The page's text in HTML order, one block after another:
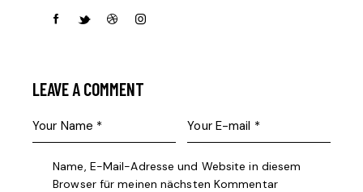
facebook-
twitter-dribble-instagram
LEAVE A COMMENT
Name, E-Mail-Adresse und Website in diesem
Browser für meinen nächsten Kommentar